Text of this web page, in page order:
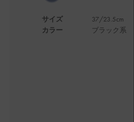
サイズ
カラー
37/23.5cm
ブラック系